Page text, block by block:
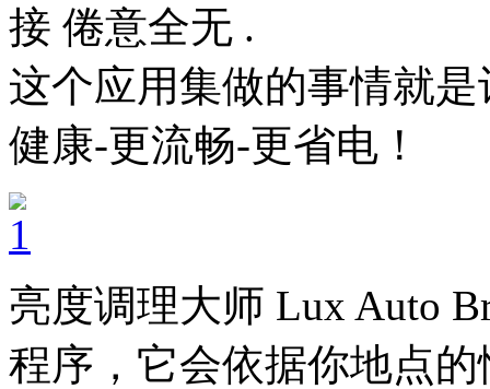
接 倦意全无 .
这个应用集做的事情就
健康-更流畅-更省电！
亮度调理大师 Lux Auto
程序，它会依据你地点